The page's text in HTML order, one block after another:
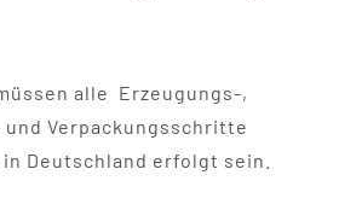
alle Erzeugungs-,
Verpackungsschritte
Deutschland erfolgt sein.